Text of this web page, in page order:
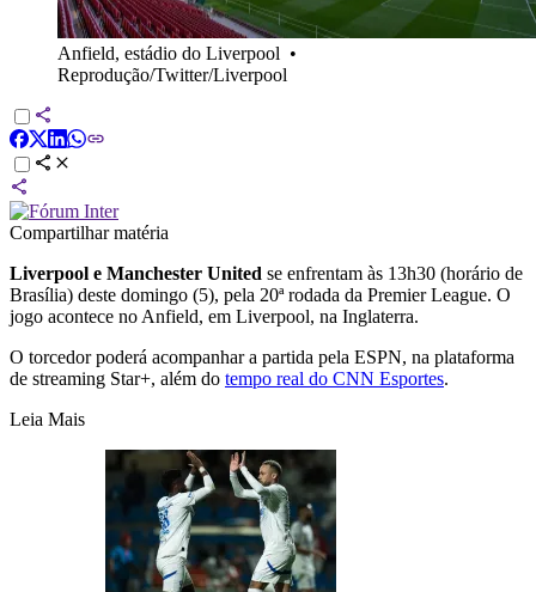
Anfield, estádio do Liverpool •
Reprodução/Twitter/Liverpool
Compartilhar matéria
Liverpool e Manchester United se enfrentam às 13h30 (horário de
Brasília) deste domingo (5), pela 20ª rodada da Premier League. O
jogo acontece no Anfield, em Liverpool, na Inglaterra.
O torcedor poderá acompanhar a partida pela ESPN, na plataforma
de streaming Star+, além do tempo real do CNN Esportes.
Leia Mais